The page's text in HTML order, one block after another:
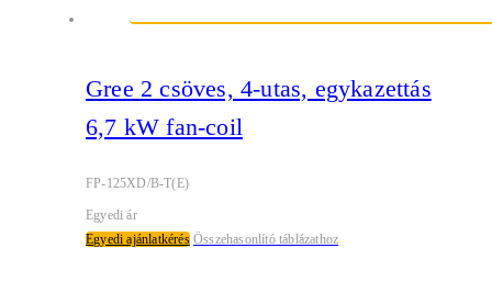
Gree 2 csöves, 4-utas, egykazettás
6,7 kW fan-coil
FP-125XD/B-T(E)
Egyedi ár
Egyedi ajánlatkérés Összehasonlító táblázathoz